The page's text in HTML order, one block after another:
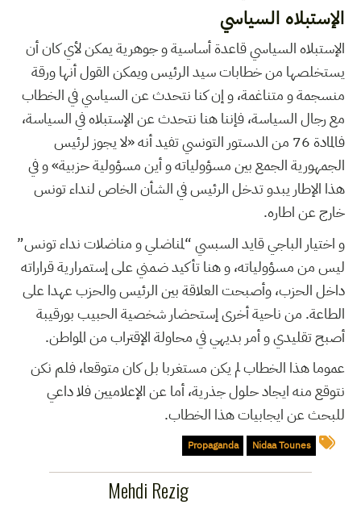
الإستبلاه السياسي
الإستبلاه السياسي قاعدة أساسية و جوهرية يمكن لأي كان أن
يستخلصها من خطابات سيد الرئيس ويمكن القول أنها ورقة
منسجمة و متناغمة، و إن كنا نتحدث عن السياسي في الخطاب
مع رجال السياسة، فإننا هنا نتحدث عن الإستبلاه في السياسة،
فالمادة 76 من الدستور التونسي تفيد أنه «لا يجوز لرئيس
الجمهورية الجمع بين مسؤولياته و أين مسؤولية حزبية» و في
هذا الإطار يبدو تدخل الرئيس في الشأن الخاص لنداء تونس
خارج عن اطاره.
و اختيار الباجي قايد السبسي “لمناضلي و مناضلات نداء تونس”
ليس من مسؤولياته، و هنا تأكيد ضمني على إستمرارية قراراته
داخل الحزب، وأصبحت العلاقة بين الرئيس والحزب عهدا على
الطاعة. من ناحية أخرى إستحضار شخصية الحبيب بورقيبة
أصبح تقليدي و أمر بديهي في محاولة الإقتراب من المواطن.
عموما هذا الخطاب لم يكن مستغربا بل كان متوقعا، فلم نكن
نتوقع منه ايجاد حلول جذرية، أما عن الإعلاميين فلا داعي
للبحث عن ايجابيات هذا الخطاب.
Nidaa Tounes
Propaganda
Mehdi Rezig